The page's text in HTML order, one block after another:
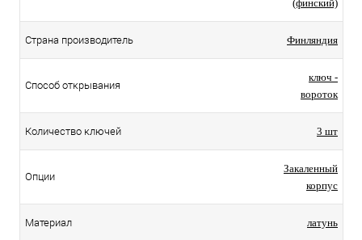
(финский)
Страна производитель Финляндия
Способ открывания
ключ -
вороток
Количество ключей 3 шт
Опции
Закаленный
корпус
Материал латунь